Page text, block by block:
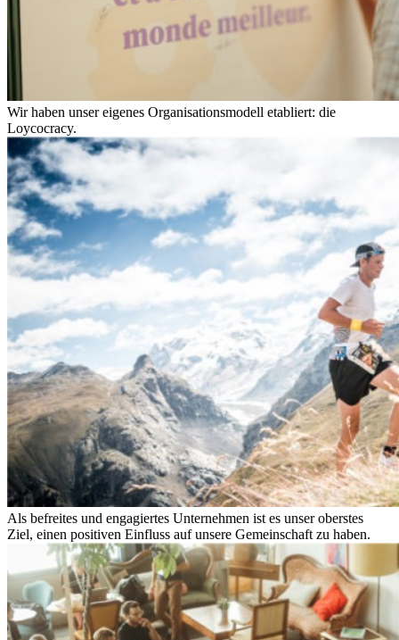
Wir haben unser eigenes Organisationsmodell etabliert: die
Loycocracy.
Als befreites und engagiertes Unternehmen ist es unser oberstes
Ziel, einen positiven Einfluss auf unsere Gemeinschaft zu haben.